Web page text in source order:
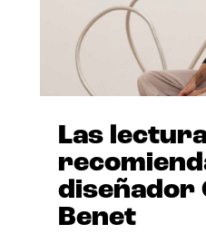
Las
diseñador
Benet